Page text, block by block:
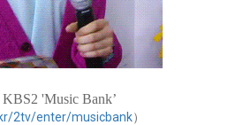
KBS2 'Music Bank’
2tv/enter/musicbank）